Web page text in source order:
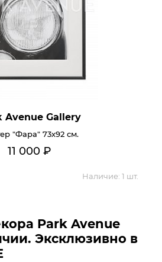
Avenue Gallery
"Фара" 73х92 см.
11 000 ₽
Наличие: 1 шт.
Park Avenue
Эксклюзивно в